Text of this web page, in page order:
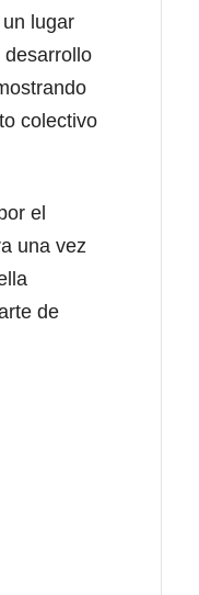
lugar
colectivo
el
una vez
de